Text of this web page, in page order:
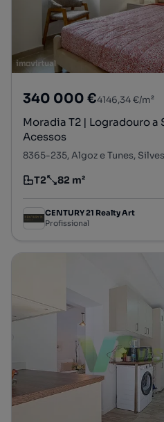
340 000 €4146,34 €/m²
Moradia T2 | Logradouro a
Acessos
8365-235, Algoz e Tunes,
Tipologia
T2
Preço por metro quadrado
82 m²
CENTURY 21 Realty Art
Profissional